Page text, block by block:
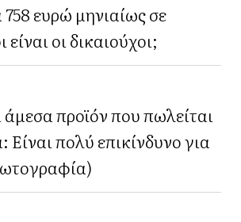
ευρώ μηνιαίως σε
είναι οι δικαιούχοι;
προϊόν που πωλείται
πολύ επικίνδυνο για